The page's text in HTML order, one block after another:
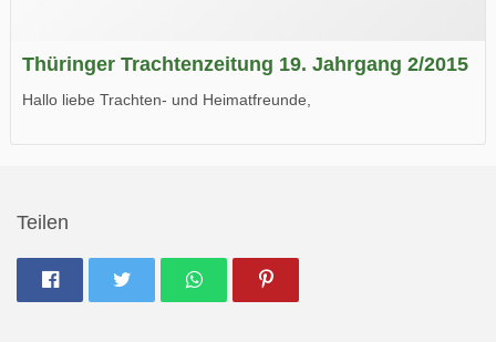
Thüringer Trachtenzeitung 19. Jahrgang 2/2015
Hallo liebe Trachten- und Heimatfreunde,
Teilen